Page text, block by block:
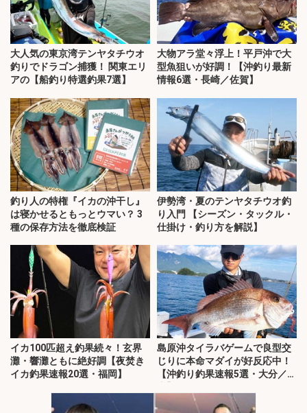
大人気の東京湾テンヤタチウオ
釣りでドラゴン捕獲！ 関東エリ
アの【船釣り特選釣果7選】
大物アラ堂々浮上！平戸沖で大
型魚狙いが好調！【沖釣り最新
情報6選・長崎／佐賀】
釣り人の特権『イカの沖干し』
は寝かせるともっとウマい？ 3
種の保存方法を徹底検証
伊勢湾・夏のテンヤタチウオ釣
り入門 【シーズン・タックル・
仕掛け・釣り方を解説】
イカ100匹超え釣果続々！玄界
灘・響灘ともに絶好調【夜焚き
イカ釣果速報20選・福岡】
島原沖タイラバゲームで良型交
じりに本命マダイが好反応中！
【沖釣り釣果速報5選・大分／熊